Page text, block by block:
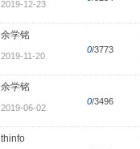
2019-12-23
余学铭
2019-11-20
0/3773
余学铭
2019-06-02
0/3496
thinfo